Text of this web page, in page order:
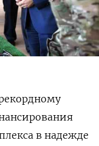
в надежде